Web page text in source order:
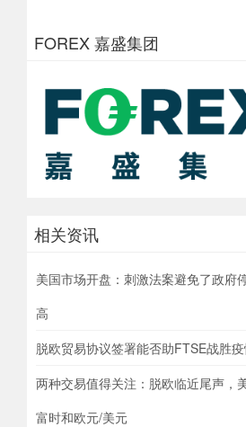
FOREX 嘉盛集团
相关资讯
美国市场开盘：刺激法案避免了政府
高
脱欧贸易协议签署能否助FTSE战胜
两种交易值得关注：脱欧临近尾声，
富时和欧元/美元